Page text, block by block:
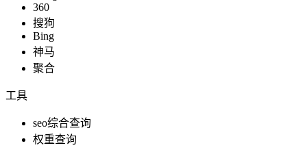
360
搜狗
Bing
神马
聚合
工具
seo综合查询
权重查询